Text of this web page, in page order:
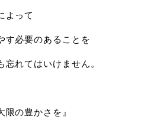
よって
す必要のあることを
れてはいけません。
限の豊かさを』